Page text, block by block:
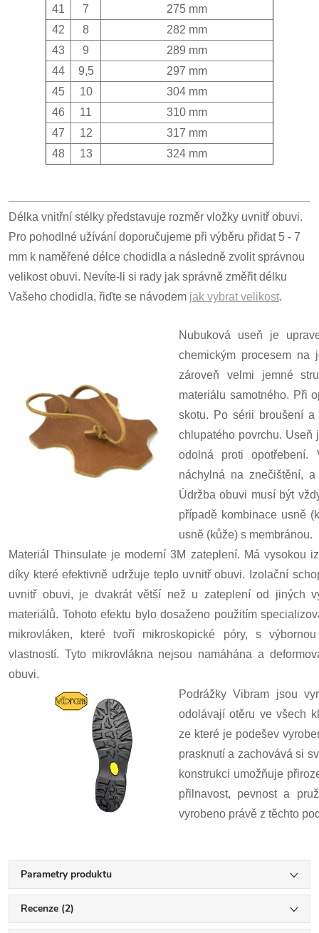
41 7
275 mm
42
8
282 mm
43
9
289 mm
44
9,5
297 mm
45
10
304 mm
46
11
310 mm
47
12
317 mm
48
13 324 mm
Délka vnitřní stélky představuje rozměr vložky uvnitř obuvi.
Pro pohodlné užívání doporučujeme při výběru přidat 5 - 7
mm k naměřené délce chodidla a následně zvolit správnou
velikost obuvi. Nevíte-li si rady jak správně změřit délku
Vašeho chodidla, řiďte se návodem jak vybrat velikost.
Nubuková useň je
chemickým procesem na
zároveň velmi jemné
materiálu samotného. Při
skotu. Po sérii broušení
chlupatého povrchu. Useň
odolná proti opotřebení.
náchylná na znečištění,
Údržba obuvi musí být
případě kombinace usně
usně (kůže) s membránou.
Materiál Thinsulate je moderní 3M zateplení. Má vysokou
díky které efektivně udržuje teplo uvnitř obuvi. Izolační
uvnitř obuvi, je dvakrát větší než u zateplení od jiných
materiálů. Tohoto efektu bylo dosaženo použitím
mikrovláken, které tvoří mikroskopické póry, s
vlastností. Tyto mikrovlákna nejsou namáhána a
obuvi.
Podrážky Vibram jsou
odolávají otěru ve všech
ze které je podešev
prasknutí a zachovává si
konstrukci umožňuje
přilnavost, pevnost a
vyrobeno právě z těchto
Parametry produktu
Recenze (2)